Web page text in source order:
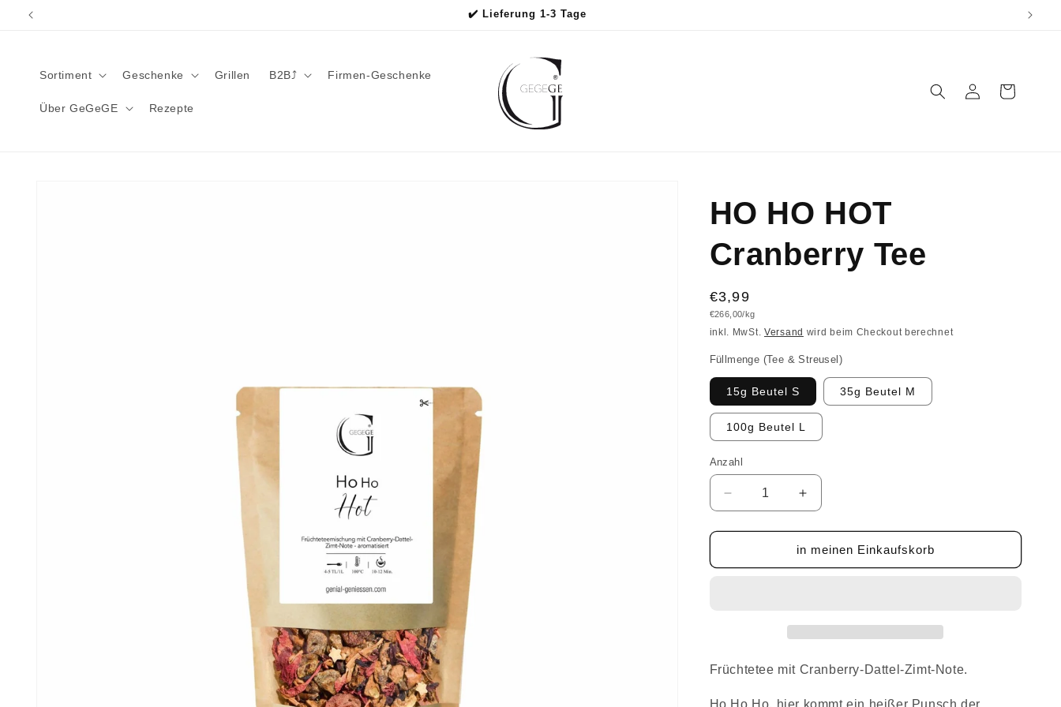
zum
✔️ Lieferung 1-3 Tage
Sortiment Geschenke Grillen B2B⤴︎ Firmen-Geschenke
Über GeGeGE Rezepte
EinloggenWarenkorb
HO HO HOT
Cranberry Tee
Normaler
Preis
€3,99
Grundpreis
€266,00/kg
inkl. MwSt. Versand wird beim Checkout berechnet
Füllmenge (Tee & Streusel)
15g Beutel S 35g Beutel M
100g Beutel L
Anzahl
Anzahl
Verringere
die
Menge
HO
Erhöhe
die
Menge
für
HO
in meinen Einkaufskorb
Früchtetee mit Cranberry-Dattel-Zimt-Note.